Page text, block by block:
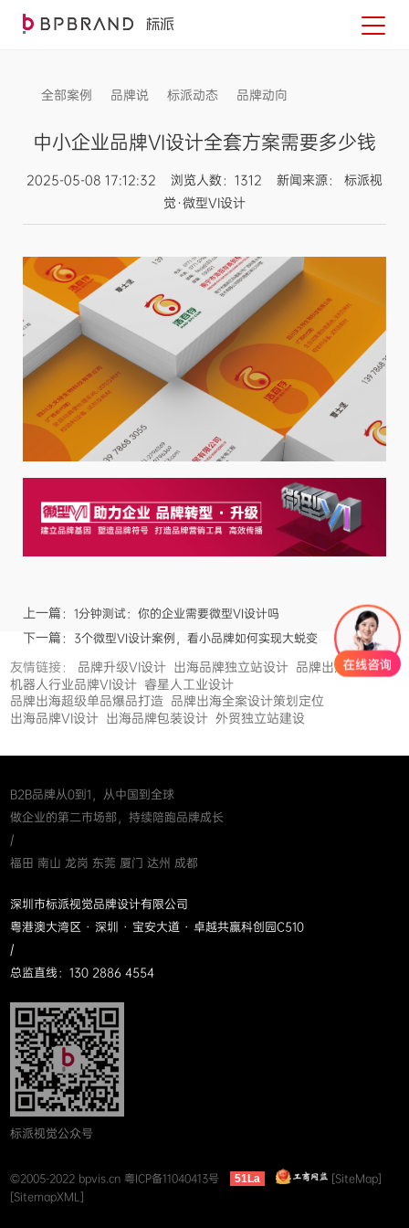
全部案例 品牌说 标派动态 品牌动向
中小企业品牌VI设计全套方案需要多少钱
2025-05-08 17:12:32 浏览人数：1312 新闻来源： 标派视
觉·微型VI设计
上一篇： 1分钟测试：你的企业需要微型VI设计吗
下一篇： 3个微型VI设计案例，看小品牌如何实现大蜕变
友情链接： 品牌升级VI设计 出海品牌独立站设计 品牌出海
机器人行业品牌VI设计 睿星人工业设计
品牌出海超级单品爆品打造 品牌出海全案设计策划定位
出海品牌VI设计 出海品牌包装设计 外贸独立站建设
B2B品牌从0到1，从中国到全球
做企业的第二市场部，持续陪跑品牌成长
/
福田 南山 龙岗 东莞 厦门 达州 成都
深圳市标派视觉品牌设计有限公司
粤港澳大湾区 · 深圳 · 宝安大道 · 卓越共赢科创园C510
/
总监直线：130 2886 4554
标派视觉公众号
©2005-2022 bpvis.cn 粤ICP备11040413号 51La
[SiteMap]
[SitemapXML]